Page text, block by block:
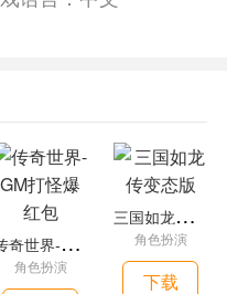
超钛战场一触即发 丰厚
、火箭筒等离子背饰、各
传
奇世界-GM打怪爆红包
角色扮演
三
国如龙传变态版
角色扮演
下载